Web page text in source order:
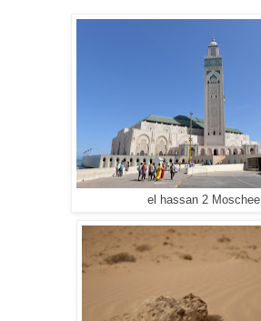
el hassan 2 Moschee